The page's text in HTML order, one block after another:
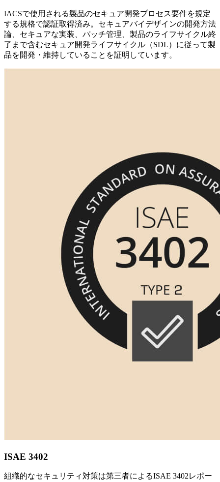
IACSで使用される製品のセキュア開発プロセス要件を規定
する規格で認証取得済み。セキュアバイデザインの開発方法
論、セキュアな実装、パッチ管理、製品のライフサイクル終
了まで含むセキュア開発ライフサイクル（SDL）に従って製
品を開発・維持していることを証明しています。
ISAE 3402
組織的なセキュリティ対策は第三者によるISAE 3402レポー